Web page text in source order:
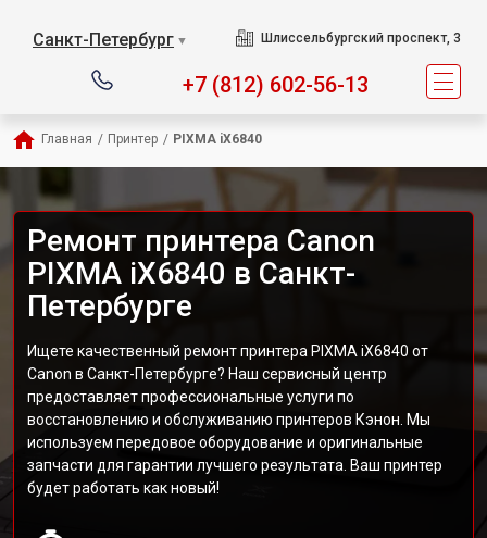
Санкт-Петербург ▼ Шлиссельбургский проспект, 3
+7 (812) 602-56-13
Главная / Принтер / PIXMA iX6840
Ремонт принтера Canon
PIXMA iX6840 в Санкт-
Петербурге
Ищете качественный ремонт принтера PIXMA iX6840 от
Canon в Санкт-Петербурге? Наш сервисный центр
предоставляет профессиональные услуги по
восстановлению и обслуживанию принтеров Кэнон. Мы
используем передовое оборудование и оригинальные
запчасти для гарантии лучшего результата. Ваш принтер
будет работать как новый!